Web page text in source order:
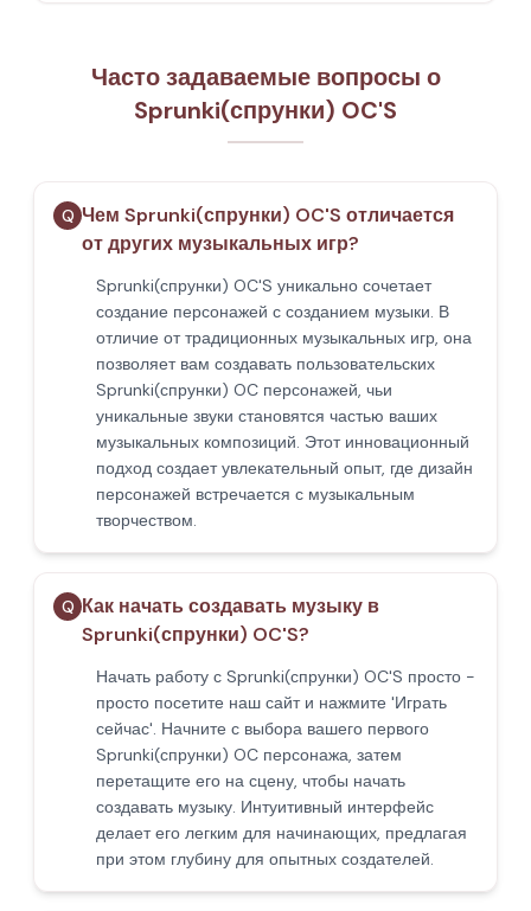
Часто задаваемые вопросы о
Sprunki(спрунки) OC'S
Q Чем Sprunki(спрунки) OC'S отличается
от других музыкальных игр?
Sprunki(спрунки) OC'S уникально сочетает
создание персонажей с созданием музыки. В
отличие от традиционных музыкальных игр, она
позволяет вам создавать пользовательских
Sprunki(спрунки) OC персонажей, чьи
уникальные звуки становятся частью ваших
музыкальных композиций. Этот инновационный
подход создает увлекательный опыт, где дизайн
персонажей встречается с музыкальным
творчеством.
Q Как начать создавать музыку в
Sprunki(спрунки) OC'S?
Начать работу с Sprunki(спрунки) OC'S просто -
просто посетите наш сайт и нажмите 'Играть
сейчас'. Начните с выбора вашего первого
Sprunki(спрунки) OC персонажа, затем
перетащите его на сцену, чтобы начать
создавать музыку. Интуитивный интерфейс
делает его легким для начинающих, предлагая
при этом глубину для опытных создателей.